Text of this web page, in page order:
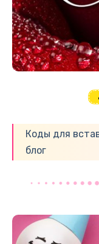
Коды для
блог